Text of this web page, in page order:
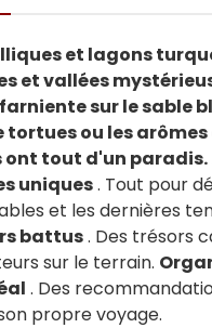
et lagons
et vallées
sur le sable
tortues ou les
ont tout d'un paradis.
uniques. Tout pour
et les dernières
battus. Des trésors
sur le terrain.
. Des
propre voyage.